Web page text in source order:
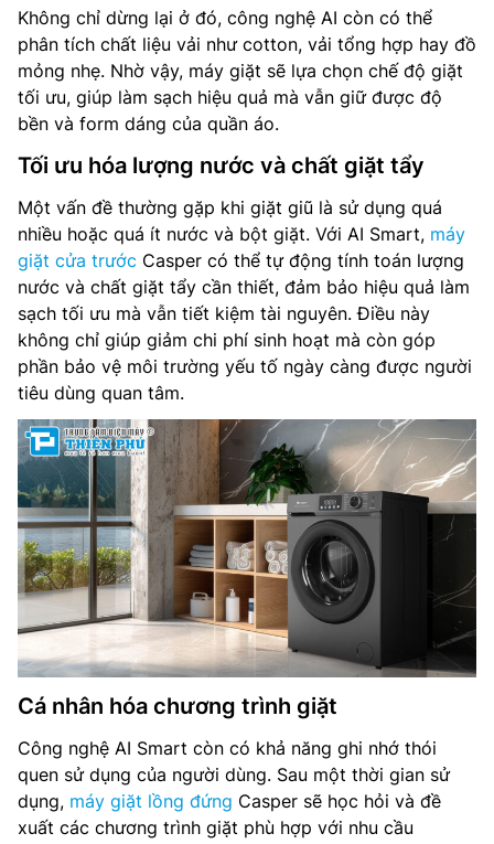
Không chỉ dừng lại ở đó, công nghệ AI còn có thể
phân tích chất liệu vải như cotton, vải tổng hợp hay đồ
mỏng nhẹ. Nhờ vậy, máy giặt sẽ lựa chọn chế độ giặt
tối ưu, giúp làm sạch hiệu quả mà vẫn giữ được độ
bền và form dáng của quần áo.
Tối ưu hóa lượng nước và chất giặt tẩy
Một vấn đề thường gặp khi giặt giũ là sử dụng quá
nhiều hoặc quá ít nước và bột giặt. Với AI Smart, máy
giặt cửa trước Casper có thể tự động tính toán lượng
nước và chất giặt tẩy cần thiết, đảm bảo hiệu quả làm
sạch tối ưu mà vẫn tiết kiệm tài nguyên. Điều này
không chỉ giúp giảm chi phí sinh hoạt mà còn góp
phần bảo vệ môi trường yếu tố ngày càng được người
tiêu dùng quan tâm.
Cá nhân hóa chương trình giặt
Công nghệ AI Smart còn có khả năng ghi nhớ thói
quen sử dụng của người dùng. Sau một thời gian sử
dụng, máy giặt lồng đứng Casper sẽ học hỏi và đề
xuất các chương trình giặt phù hợp với nhu cầu